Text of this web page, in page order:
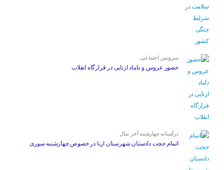
سرویس اجتماعی:
حضور عروس و داماد ازنایی در قرارگاه انقلاب
درآستانه چهارشنبه آخر سال
اتمام حجت دادستان شهرستان ازنا در خصوص چهارشنبه ‌سوری